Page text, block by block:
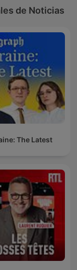
de Noticias
The Latest